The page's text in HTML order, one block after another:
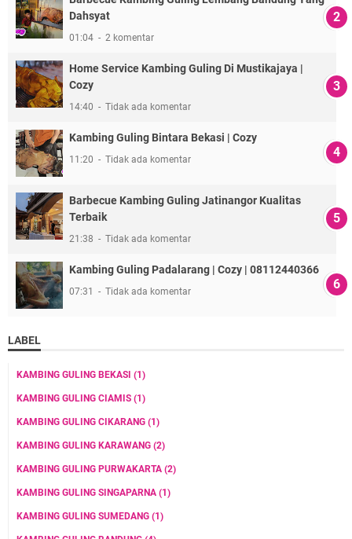
Dahsyat
01:04 2 komentar
Home Service Kambing Guling Di Mustikajaya |
Cozy
14:40 Tidak ada komentar
Kambing Guling Bintara Bekasi | Cozy
11:20 Tidak ada komentar
Barbecue Kambing Guling Jatinangor Kualitas
Terbaik
21:38 Tidak ada komentar
Kambing Guling Padalarang | Cozy | 08112440366
07:31 Tidak ada komentar
LABEL
KAMBING GULING BEKASI (1)
KAMBING GULING CIAMIS (1)
KAMBING GULING CIKARANG (1)
KAMBING GULING KARAWANG (2)
KAMBING GULING PURWAKARTA (2)
KAMBING GULING SINGAPARNA (1)
KAMBING GULING SUMEDANG (1)